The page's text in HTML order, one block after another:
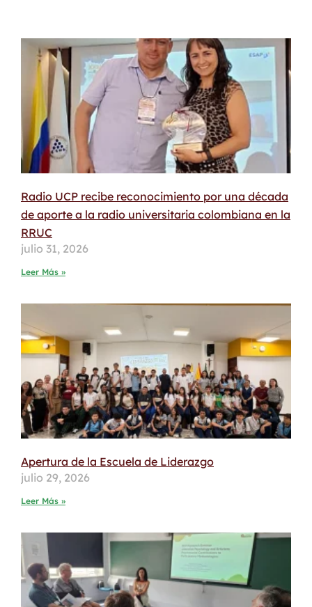
Radio UCP recibe reconocimiento por una década
de aporte a la radio universitaria colombiana en la
RRUC
julio 31, 2026
Leer Más »
Apertura de la Escuela de Liderazgo
julio 29, 2026
Leer Más »